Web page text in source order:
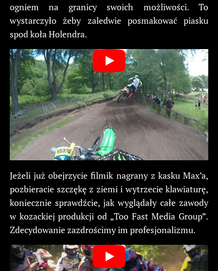
ogniem na granicy swoich możliwości. To
wystarczyło żeby zaledwie posmakować piasku
spod koła Holendra.
Jeżeli już obejrzycie filmik nagrany z kasku Max’a,
pozbieracie szczękę z ziemi i wytrzecie klawiaturę,
koniecznie sprawdźcie, jak wyglądały całe zawody
w kozackiej produkcji od „Too Fast Media Group”.
Zdecydowanie zazdrościmy im profesjonalizmu.